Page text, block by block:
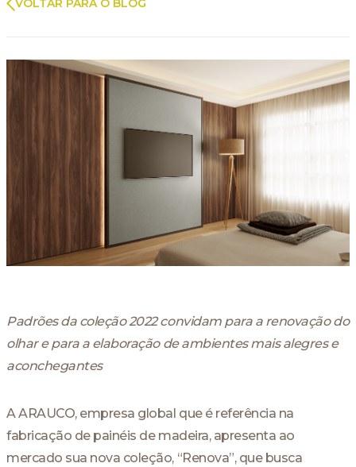
VOLTAR PARA O BLOG
Padrões da coleção 2022 convidam para a renovação do
olhar e para a elaboração de ambientes mais alegres e
aconchegantes
A ARAUCO, empresa global que é referência na
fabricação de painéis de madeira, apresenta ao
mercado sua nova coleção, “Renova”, que busca